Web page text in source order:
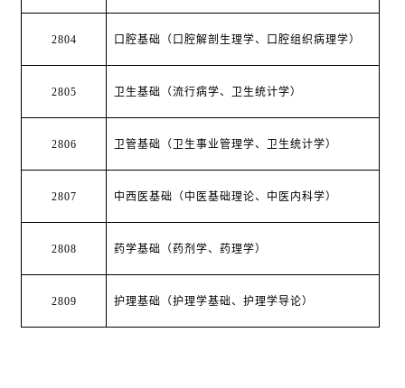
2804 口腔基础（口腔解剖生理学、口腔组织病理学）
2805 卫生基础（流行病学、卫生统计学）
2806 卫管基础（卫生事业管理学、卫生统计学）
2807 中西医基础（中医基础理论、中医内科学）
2808 药学基础（药剂学、药理学）
2809 护理基础（护理学基础、护理学导论）